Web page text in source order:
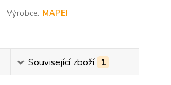
Výrobce: MAPEI
Související zboží 1